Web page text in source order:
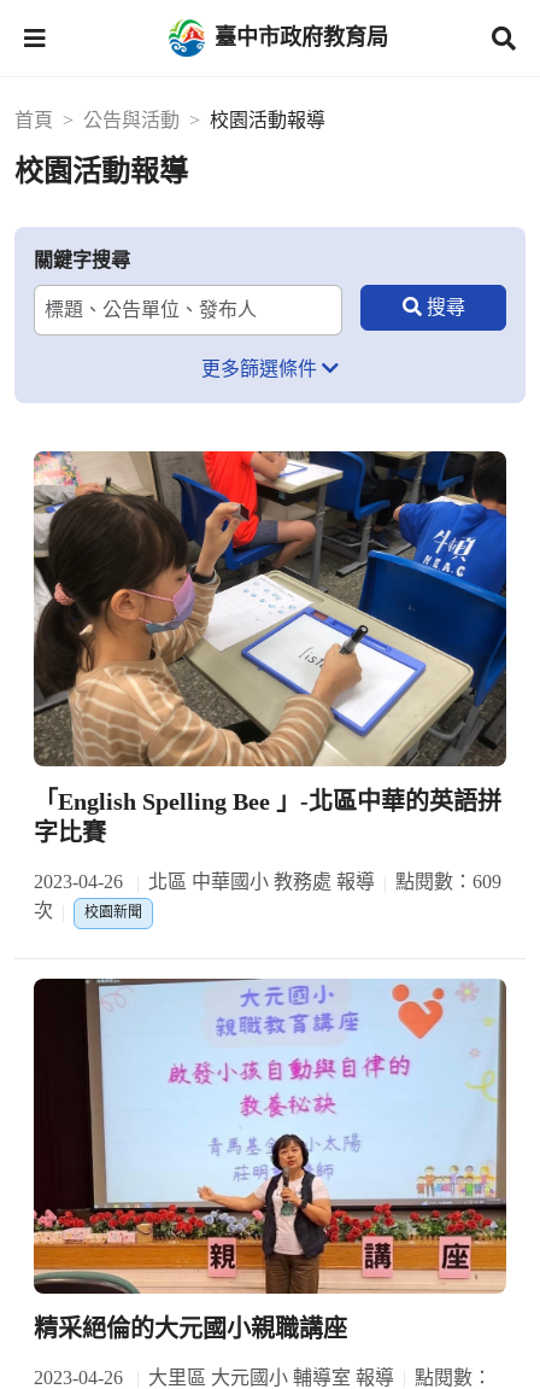
臺中市政府教育局
首頁 公告與活動 校園活動報導
校園活動報導
關鍵字搜尋
更多篩選條件
「English Spelling Bee 」-北區中華的英語拼
字比賽
2023-04-26 北區 中華國小 教務處 報導
點閱數：609
次
校園新聞
精采絕倫的大元國小親職講座
2023-04-26 大里區 大元國小 輔導室 報導
點閱數：